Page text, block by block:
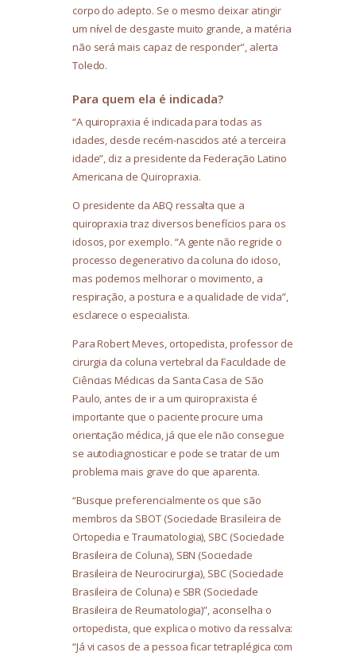
corpo do adepto. Se o mesmo deixar atingir
um nível de desgaste muito grande, a matéria
não será mais capaz de responder”, alerta
Toledo.
Para quem ela é indicada?
“A quiropraxia é indicada para todas as
idades, desde recém-nascidos até a terceira
idade”, diz a presidente da Federação Latino
Americana de Quiropraxia.
O presidente da ABQ ressalta que a
quiropraxia traz diversos benefícios para os
idosos, por exemplo. “A gente não regride o
processo degenerativo da coluna do idoso,
mas podemos melhorar o movimento, a
respiração, a postura e a qualidade de vida”,
esclarece o especialista.
Para Robert Meves, ortopedista, professor de
cirurgia da coluna vertebral da Faculdade de
Ciências Médicas da Santa Casa de São
Paulo, antes de ir a um quiropraxista é
importante que o paciente procure uma
orientação médica, já que ele não consegue
se autodiagnosticar e pode se tratar de um
problema mais grave do que aparenta.
“Busque preferencialmente os que são
membros da SBOT (Sociedade Brasileira de
Ortopedia e Traumatologia), SBC (Sociedade
Brasileira de Coluna), SBN (Sociedade
Brasileira de Neurocirurgia), SBC (Sociedade
Brasileira de Coluna) e SBR (Sociedade
Brasileira de Reumatologia)”, aconselha o
ortopedista, que explica o motivo da ressalva:
“Já vi casos de a pessoa ficar tetraplégica com